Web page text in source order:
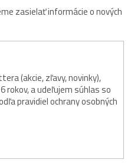
zasielať informácie o nových
(akcie, zľavy, novinky),
rokov, a udeľujem súhlas so
pravidiel ochrany osobných